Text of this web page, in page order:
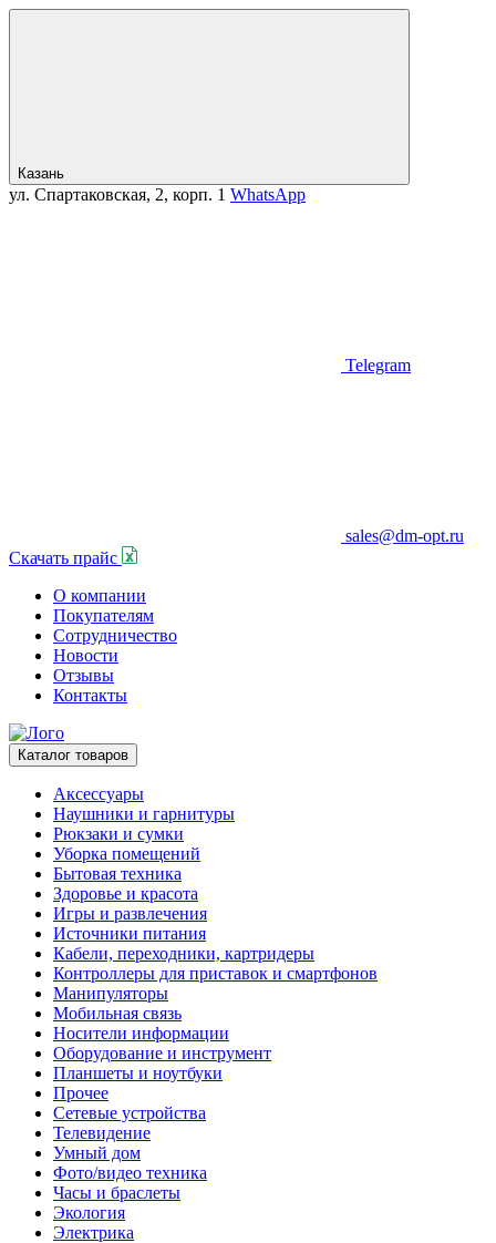
Казань
ул. Спартаковская, 2, корп. 1 WhatsApp
Telegram
sales@dm-opt.ru
Скачать прайс
О компании
Покупателям
Сотрудничество
Новости
Отзывы
Контакты
Каталог товаров
Аксессуары
Наушники и гарнитуры
Рюкзаки и сумки
Уборка помещений
Бытовая техника
Здоровье и красота
Игры и развлечения
Источники питания
Кабели, переходники, картридеры
Контроллеры для приставок и смартфонов
Манипуляторы
Мобильная связь
Носители информации
Оборудование и инструмент
Планшеты и ноутбуки
Прочее
Сетевые устройства
Телевидение
Умный дом
Фото/видео техника
Часы и браслеты
Экология
Электрика